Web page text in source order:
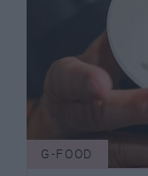
G-FOOD